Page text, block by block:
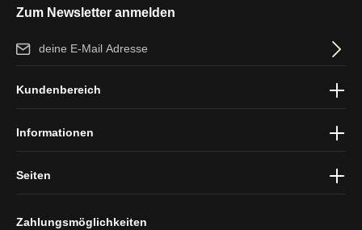
Zum Newsletter anmelden
E-Mail-Adresse*
und dieAGBgelesen und bin mit ihnen einverstanden.
Zahlungsmöglichkeiten
Kundenbereich
Informationen
Seiten